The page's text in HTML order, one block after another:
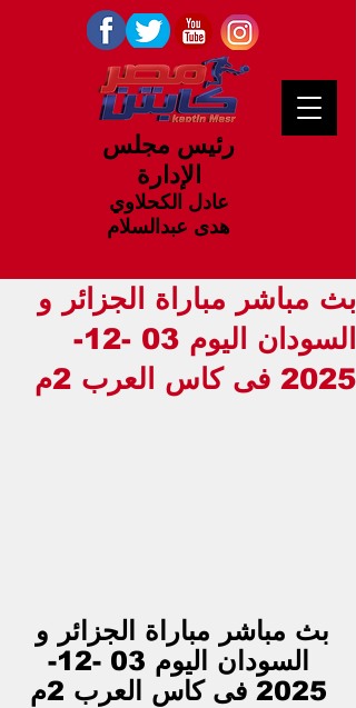
رئيس مجلس
الإدارة
عادل الكحلاوي
هدى عبدالسلام
بث مباشر مباراة الجزائر و
السودان اليوم 03 -12-
2025 فى كاس العرب 2م
بث مباشر مباراة الجزائر و
السودان اليوم 03 -12-
2025 فى كاس العرب 2م